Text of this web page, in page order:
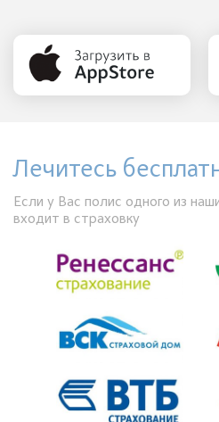
Лечитесь
Если у Вас полис одного из
входит в страховку